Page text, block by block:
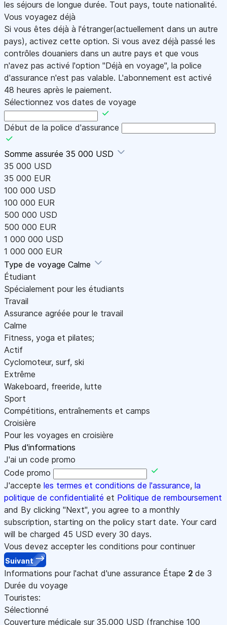
les séjours de longue durée. Tout pays, toute nationalité.
Vous voyagez déjà
Si vous êtes déjà à l'étranger(actuellement dans un autre
pays), activez cette option. Si vous avez déjà passé les
contrôles douaniers dans un autre pays et que vous
n'avez pas activé l'option "Déjà en voyage", la police
d'assurance n'est pas valable. L'abonnement est activé
48 heures après le paiement.
Sélectionnez vos dates de voyage
Début de la police d'assurance
Somme assurée 35 000 USD
35 000 USD
35 000 EUR
100 000 USD
100 000 EUR
500 000 USD
500 000 EUR
1 000 000 USD
1 000 000 EUR
Type de voyage Calme
Étudiant
Spécialement pour les étudiants
Travail
Assurance agréée pour le travail
Calme
Fitness, yoga et pilates;
Actif
Cyclomoteur, surf, ski
Extrême
Wakeboard, freeride, lutte
Sport
Compétitions, entraînements et camps
Croisière
Pour les voyages en croisière
Plus d'informations
J'ai un code promo
Code promo
J'accepte les termes et conditions de l'assurance, la
politique de confidentialité et Politique de remboursement
and By clicking "Next", you agree to a monthly
subscription, starting on the policy start date. Your card
will be charged 45 USD every 30 days.
Vous devez accepter les conditions pour continuer
Suivant
Informations pour l'achat d'une assurance Étape 2 de 3
Durée du voyage
Touristes:
Sélectionné
Couverture médicale sur 35,000 USD (franchise 100